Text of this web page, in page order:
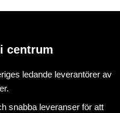
centrum
ledande leverantörer av
snabba leveranser för att